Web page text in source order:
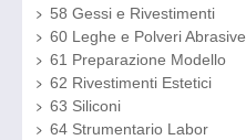
58 Gessi e Rivestimenti
60 Leghe e Polveri Abrasive
61 Preparazione Modello
62 Rivestimenti Estetici
63 Siliconi
64 Strumentario Labor